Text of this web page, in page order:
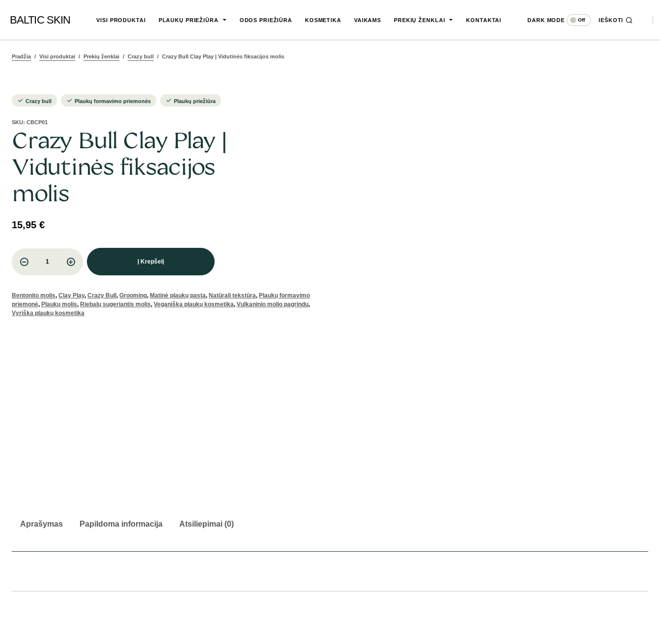
BALTIC SKIN VISI PRODUKTAI PLAUKŲ PRIEŽIŪRA ODOS PRIEŽIŪRA KOSMETIKA VAIKAMS PREKIŲ ŽENKLAI KONTAKTAI DARK MODE Off IEŠKOTI
Pradžia Visi produktai Prekių ženklai Crazy bull Crazy Bull Clay Play | Vidutinės fiksacijos molis
Crazy bull Plaukų formavimo priemonės Plaukų priežiūra
SKU: CBCP01
Crazy Bull Clay Play |
Vidutinės fiksacijos
molis
15,95 €
Į Krepšelį
Bentonito molis, Clay Play, Crazy Bull , Grooming, Matinė plaukų pasta, Natūrali tekstūra, Plaukų formavimo
priemonė, Plaukų molis, Riebalų sugeriantis molis, Veganiška plaukų kosmetika, Vulkaninio molio pagrindu,
Vyriška plaukų kosmetika
Aprašymas Papildoma informacija Atsiliepimai (0)